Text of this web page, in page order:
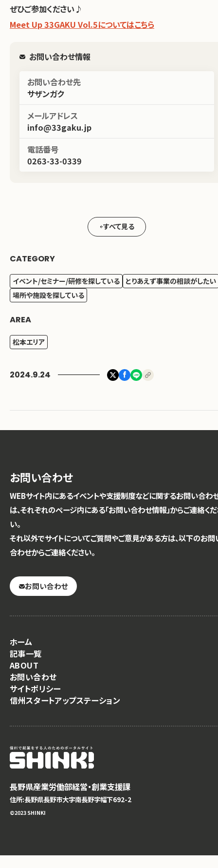
2024.9.24
ぜひご参加ください♪
Meet Up 33GAKU Vol.5についてはこちら
お問い合わせ情報
お問い合わせ先
サザンガク
メールアドレス
info@33gaku.jp
電話番号
0263-33-0339
すべて見る
CATEGORY
イベント/セミナー/研修を探している
とりあえず事業の相談がしたい
場所や施設を探している
AREA
松本エリア
松本市
お問い合わせ
WEBサイト内にあるイベントや支援制度などに関するお問い合わ
は、それぞれのページ内にある「お問い合わせ情報」からご連絡く
い。
それ以外でサイトについてご質問やご意見がある方は、以下のお問
合わせからご連絡ください。
お問い合わせ
長野県産業労働部経営・創業支援課
住所:長野県長野市大字南長野字幅下692-2
©️2023 SHINKI
ホーム
記事一覧
ABOUT
お問い合わせ
サイトポリシー
信州スタートアップステーション